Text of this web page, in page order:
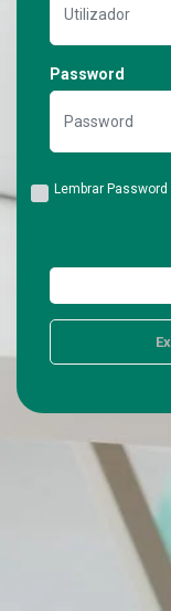
Password
Lembrar Password